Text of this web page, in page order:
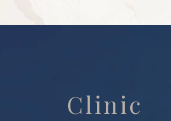
Clinic